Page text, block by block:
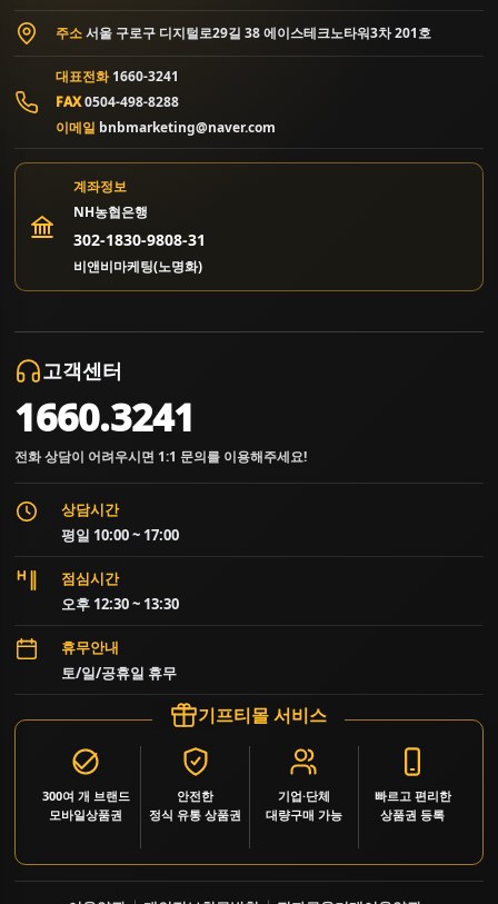
주소서울 구로구 디지털로29길 38 에이스테크노타워3차 201호
대표전화1660-3241
FAX0504-498-8288
이메일 bnbmarketing@naver.com
계좌정보
NH농협은행
302-1830-9808-31
비앤비마케팅(노명화)
고객센터
1660.3241
전화 상담이 어려우시면 1:1 문의를 이용해주세요!
상담시간
평일 10:00 ~ 17:00
점심시간
오후 12:30 ~ 13:30
휴무안내
토/일/공휴일 휴무
기프티몰 서비스
300여 개 브랜드
모바일상품권
안전한
정식 유통 상품권
기업·단체
대량구매 가능
빠르고 편리한
상품권 등록